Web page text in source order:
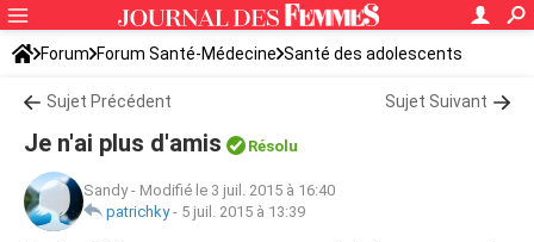
Forum Forum Santé-Médecine Santé des adolescents
Sujet Précédent Sujet Suivant
Je n'ai plus d'amis Résolu
Sandy- Modifié le 3 juil. 2015 à 16:40
patrichky- 5 juil. 2015 à 13:39